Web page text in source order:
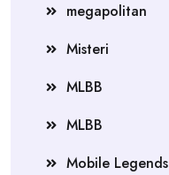
megapolitan
Misteri
MLBB
MLBB
Mobile Legends